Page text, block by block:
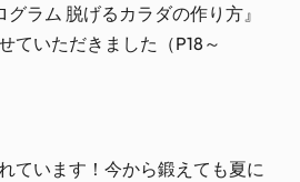
グラム 脱げるカラダの作り方』
ていただきました（P18～
ています！今から鍛えても夏に